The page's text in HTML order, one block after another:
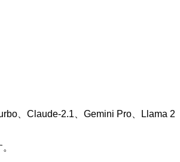
、Claude-2.1、Gemini Pro、Llama 2